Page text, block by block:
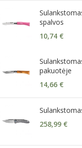
spalvos
10,74 €
pakuotėje
14,66 €
258,99 €